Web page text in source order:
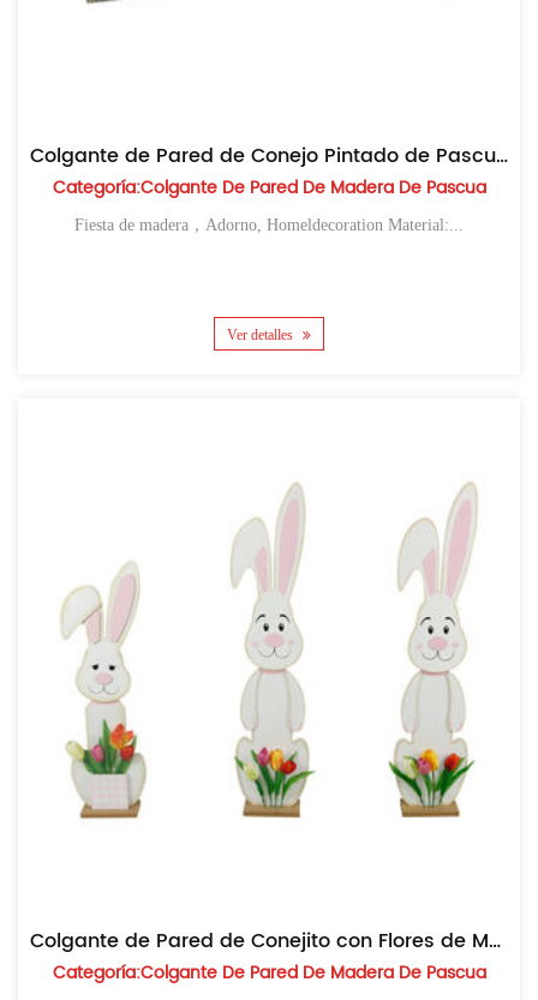
Colgante de Pared de Conejo Pintado de Pascua
Categoría:Colgante De Pared De Madera De Pascua
Fiesta de madera，Adorno, Homeldecoration Material:...
Ver detalles
Colgante de Pared de Conejito con Flores de Madera de Pascua
Categoría:Colgante De Pared De Madera De Pascua